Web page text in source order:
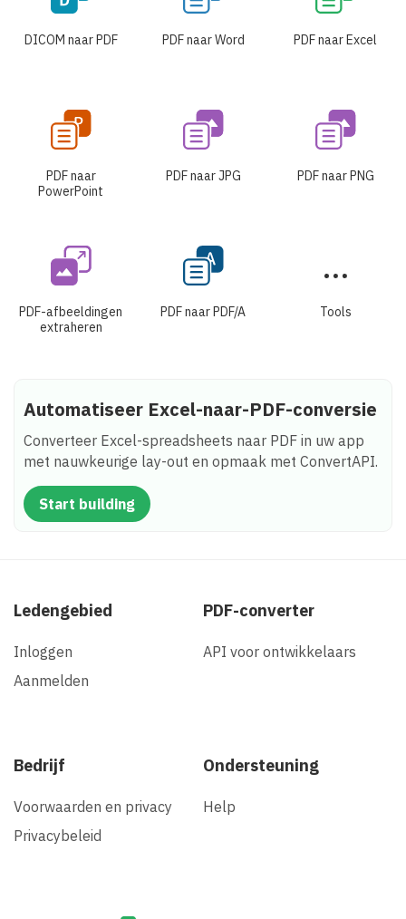
DICOM naar PDF PDF naar Word PDF naar Excel
PDF naar
PowerPoint
PDF naar JPG PDF naar PNG
PDF-afbeeldingen
extraheren
PDF naar PDF/A Tools
Automatiseer Excel-naar-PDF-conversie
Converteer Excel-spreadsheets naar PDF in uw app
met nauwkeurige lay-out en opmaak met ConvertAPI.
Start building
Ledengebied
Inloggen
Aanmelden
PDF-converter
API voor ontwikkelaars
Bedrijf
Voorwaarden en privacy
Privacybeleid
Ondersteuning
Help